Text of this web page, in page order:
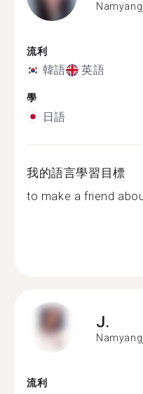
流利
韓語 英語
學
日語
我的語言學習目標
to make a friend
J.
流利